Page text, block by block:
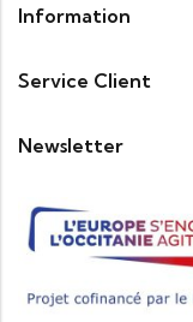
Information
Service Client
Newsletter